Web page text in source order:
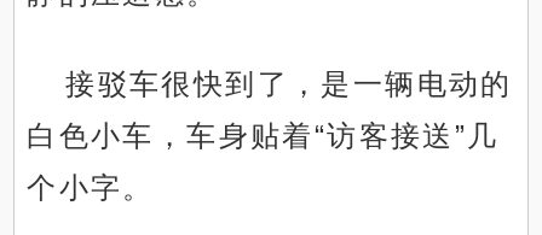
接驳车很快到了，是一辆电动的
白色小车，车身贴着“访客接送”几
个小字。